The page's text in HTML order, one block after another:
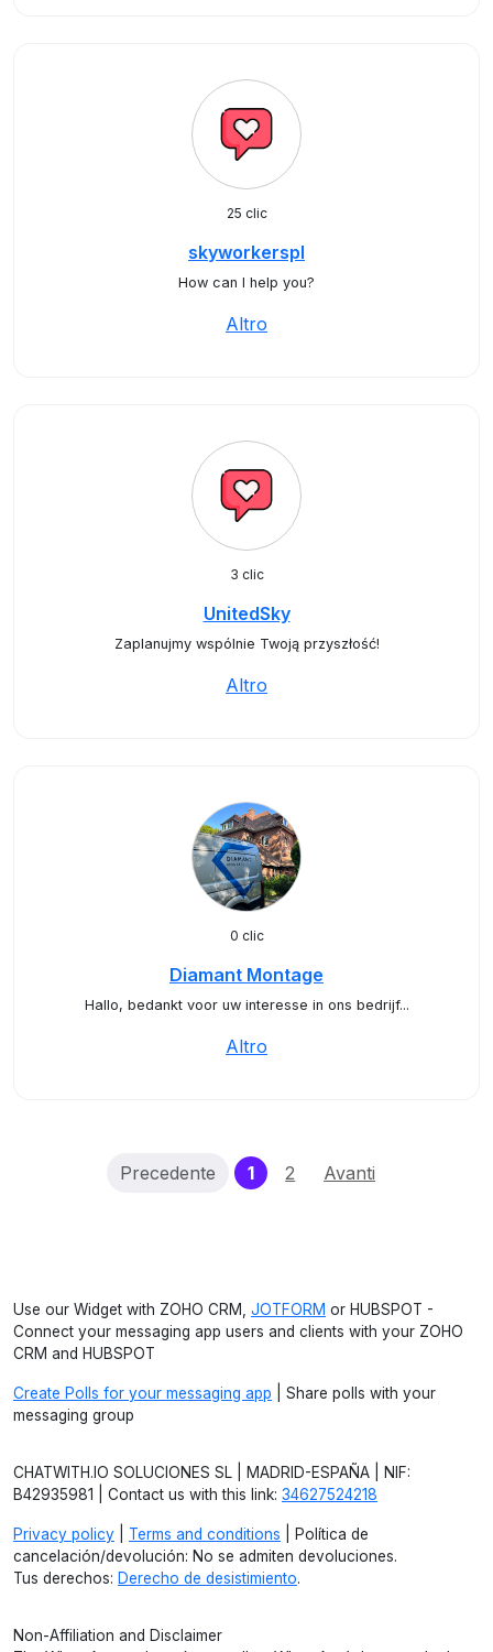
25 clic
skyworkerspl
How can I help you?
Altro
3 clic
UnitedSky
Zaplanujmy wspólnie Twoją przyszłość!
Altro
0 clic
Diamant Montage
Hallo, bedankt voor uw interesse in ons bedrijf...
Altro
Precedente 1(current)
2 Avanti
Use our Widget with ZOHO CRM, JOTFORM or HUBSPOT -
Connect your messaging app users and clients with your ZOHO
CRM and HUBSPOT
Create Polls for your messaging app | Share polls with your
messaging group
CHATWITH.IO SOLUCIONES SL | MADRID-ESPAÑA | NIF:
B42935981 | Contact us with this link: 34627524218
Privacy policy Terms and conditions | Política de
cancelación/devolución: No se admiten devoluciones.
Tus derechos: Derecho de desistimiento.
Non-Affiliation and Disclaimer